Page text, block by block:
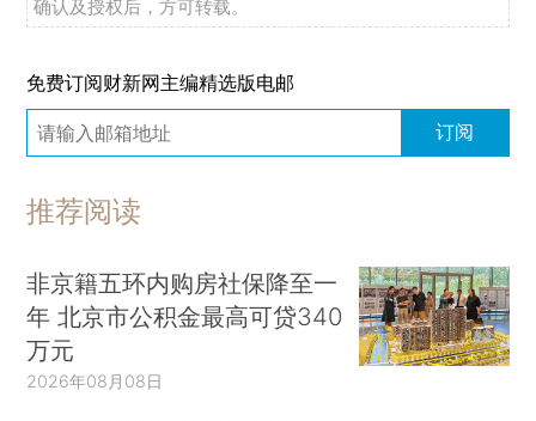
确认及授权后，方可转载。
免费订阅财新网主编精选版电邮
订阅
推荐阅读
非京籍五环内购房社保降至一
年 北京市公积金最高可贷340
万元
2026年08月08日